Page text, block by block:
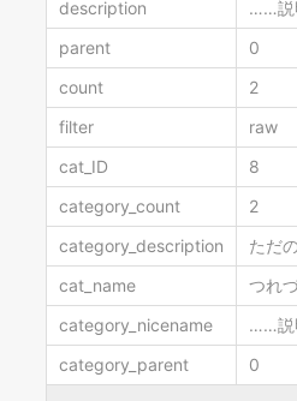
description
……説
parent
0
count
2
filter
raw
cat_ID
8
category_count
2
category_description
ただ
cat_name
つれ
category_nicename
……説
category_parent
0